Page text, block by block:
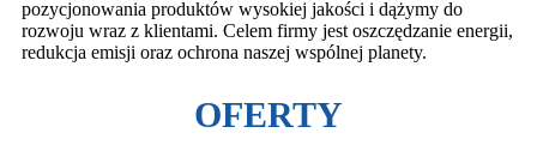
pozycjonowania produktów wysokiej jakości i dążymy do
rozwoju wraz z klientami. Celem firmy jest oszczędzanie energii,
redukcja emisji oraz ochrona naszej wspólnej planety.
OFERTY